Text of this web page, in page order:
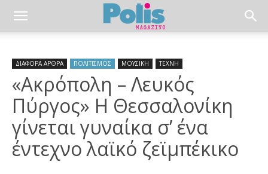
ΔΙΑΦΟΡΑ ΑΡΘΡΑ ΠΟΛΙΤΙΣΜΟΣ ΜΟΥΣΙΚΗ ΤΕΧΝΗ
«Ακρόπολη – Λευκός
Πύργος» Η Θεσσαλονίκη
γίνεται γυναίκα σ’ ένα
έντεχνο λαϊκό ζεϊμπέκικο